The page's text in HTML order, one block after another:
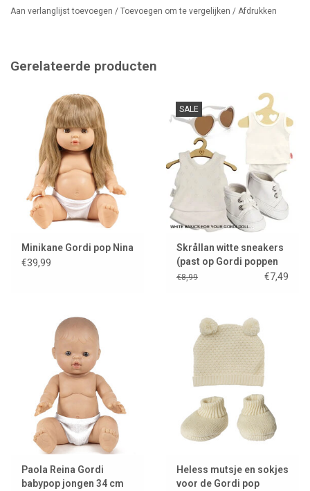
Afmeting: Gordi poppen zijn 34 cm groot
Wij verkopen heel veel kleding, schoenen en accessoires voor
de Gordi poppen.
Aan verlanglijst toevoegen / Toevoegen om te vergelijken / Afdrukken
Gerelateerde producten
Minikane Gordi pop Nina
€39,99
SALE
Skrållan witte sneakers
(past op Gordi poppen
en Miniland poppen /
€8,99 €7,49
Paola Reina Gordi
babypop jongen 34 cm
Heless mutsje en sokjes
voor de Gordi pop